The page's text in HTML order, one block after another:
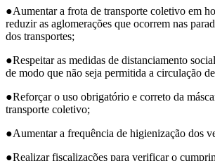
●Aumentar a frota de transporte coletivo em
reduzir as aglomerações que ocorrem nas
dos transportes;
●Respeitar as medidas de distanciamento
de modo que não seja permitida a circulação
●Reforçar o uso obrigatório e correto da
transporte coletivo;
●Aumentar a frequência de higienização dos
●Realizar fiscalizações para verificar o